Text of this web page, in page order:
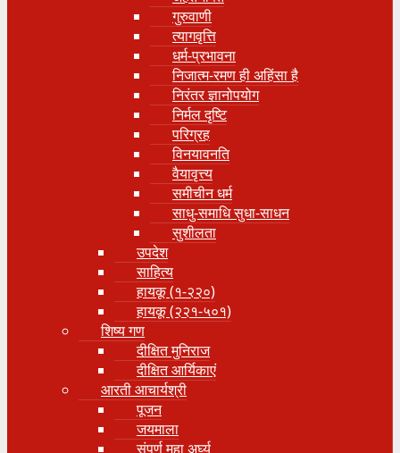
गुरुवाणी
त्यागवृत्ति
धर्म-प्रभावना
निजात्म-रमण ही अहिंसा है
निरंतर ज्ञानोपयोग
निर्मल दृष्टि
परिग्रह
विनयावनति
वैयावृत्त्य
समीचीन धर्म
साधु-समाधि सुधा-साधन
सुशीलता
उपदेश
साहित्य
हायकू (१‍-२२०)
हायकू (२२१-५०१)
शिष्य गण
दीक्षित मुनिराज
दीक्षित आर्यिकाएं
आरती आचार्यश्री
पूजन
जयमाला
संपूर्ण महा अर्घ्य